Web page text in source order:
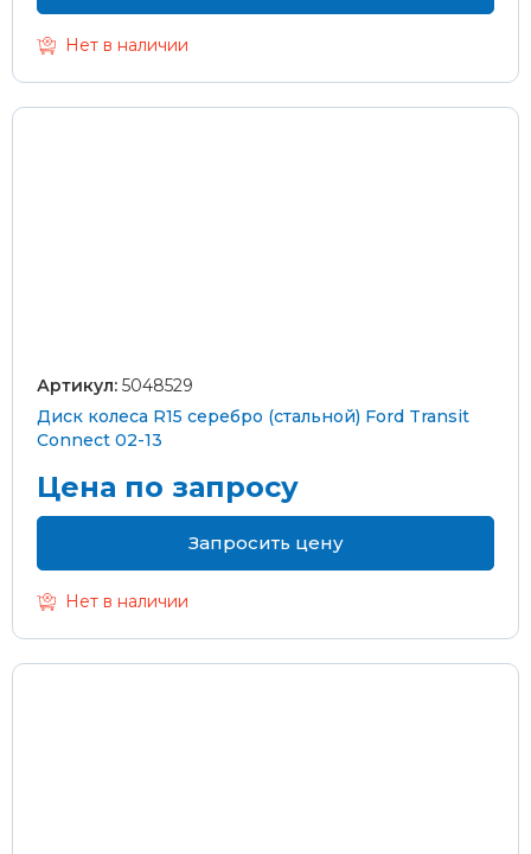
Нет в наличии
Артикул: 5048529
Диск колеса R15 серебро (стальной) Ford Transit
Connect 02-13
Цена по запросу
Запросить цену
Нет в наличии